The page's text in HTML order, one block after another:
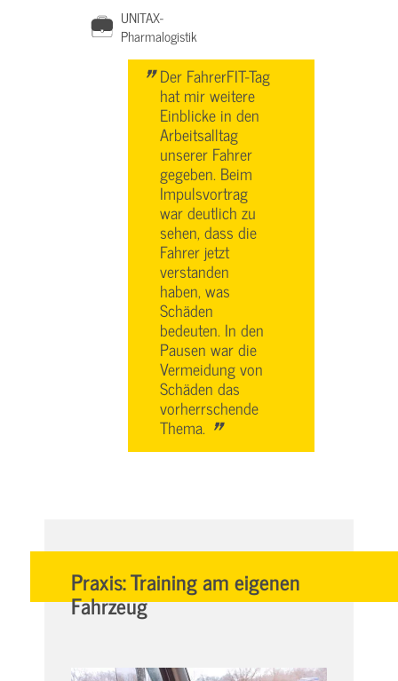
UNITAX-
Pharmalogistik
" Der FahrerFIT-Tag
hat mir weitere
Einblicke in den
Arbeitsalltag
unserer Fahrer
gegeben. Beim
Impulsvortrag
war deutlich zu
sehen, dass die
Fahrer jetzt
verstanden
haben, was
Schäden
bedeuten. In den
Pausen war die
Vermeidung von
Schäden das
vorherrschende
Thema."
Praxis: Training am eigenen
Fahrzeug